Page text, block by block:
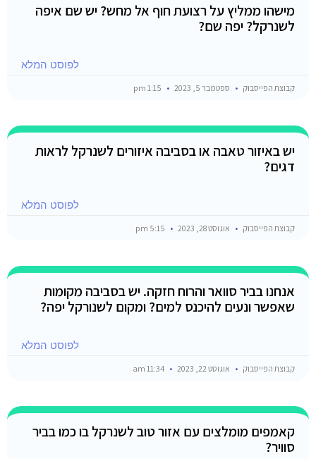
מישהו ממליץ על רצועת חוף אל מחש? יש שם איפה
לשנרקל? יפה שם?
לפוסט המלא
קבוצת הפייסבוק ספטמבר 5, 2023
יש באיזור טאבה או בסביבה איזורים לשנרקל לראות
דגים?
לפוסט המלא
קבוצת הפייסבוק אוגוסט 28, 2023
אנחנו בביר סוואר והרוח חזקה. יש בסביבה מקומות
שאפשר ונעים להיכנס למים? ומקום לשנורקל יפה?
לפוסט המלא
קבוצת הפייסבוק אוגוסט 22, 2023
קאמפים מומלצים עם אזור טוב לשנרקל בו כמו בביר
סוויר?